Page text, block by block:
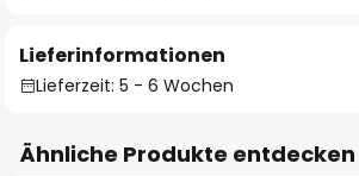
Lieferinformationen
Lieferzeit: 5 - 6 Wochen
Ähnliche Produkte entdecken